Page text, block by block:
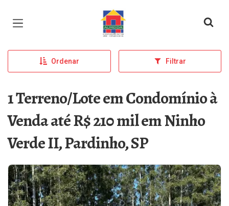
Página inicial
Ordenar Filtrar
1 Terreno/Lote em Condomínio à
Venda até R$ 210 mil em Ninho
Verde II, Pardinho, SP